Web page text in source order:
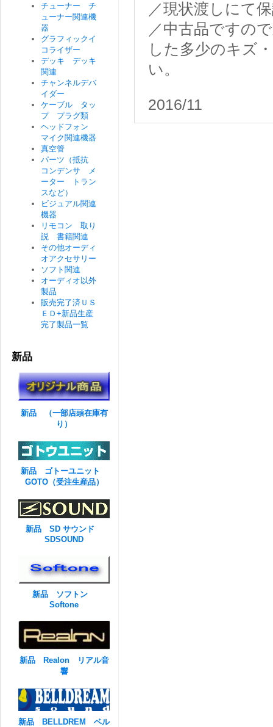
／現状渡しにて
／中古品ですの
した多少のキズ
い。
2016/11
チューナー チ
ューナー関連機
器
グラフィックイ
コライザー
デッキ デッキ
関連
チャンネルデバ
イダー
ケーブル タッ
プ プラグ類
ヘッドフォン
マイク関連機器
真空管
パーツ（抵抗
コンデンサ メ
ーター トラン
スなど）
ビジュアル関連
機器
リモコン 取り
説 書籍関連
その他オーディ
オアクセサリー
ソフト関連
オーディオ以外
製品
販売完了済ＵＳ
ＥＤ+新品生産
完了製品一覧
新品
新品 （一部店頭在庫有
り）
新品 ゴトーユニット
GOTO（受注生産品）
新品 SD サウンド
SDSOUND
新品 ソフトン
Softone
新品 Realon リアル音
響
新品 BELLDREM ベル